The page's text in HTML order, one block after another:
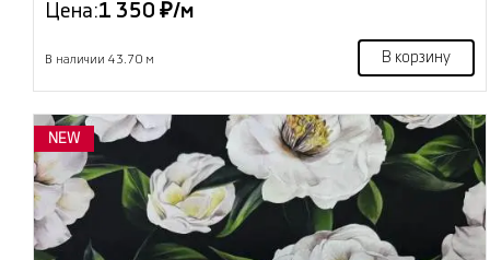
Цена:1 350 ₽/м
В наличии 43.70 м В корзину
NEW